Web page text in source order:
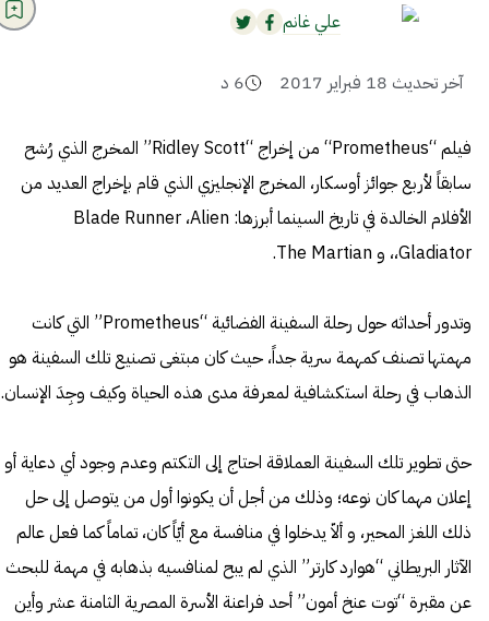
علي غانم
آخر تحديث 18 فبراير 2017 6 د
فيلم“
Prometheus
“
من إخراج “Ridley Scott” المخرج الذي رُشح
سابقاً لأربع جوائز أوسكار، المخرج الإنجليزي الذي قام بإخراج العديد من
الأفلام الخالدة في تاريخ السينما أبرزها: Blade Runner ،Alien
،Gladiator، و The Martian.
وتدور أحداثه حول رحلة السفينة الفضائية “Prometheus” التي كانت
مهمتها تصنف كمهمة سرية جداً، حيث كان مبتغى تصنيع تلك السفينة هو
الذهاب في رحلة استكشافية لمعرفة مدى هذه الحياة وكيف وجِدَ الإنسان.
حتى تطوير تلك السفينة العملاقة احتاج إلى التكتم وعدم وجود أي دعاية أو
إعلان مهما كان نوعه؛ وذلك من أجل أن يكونوا أول من يتوصل إلى حل
ذلك اللغز المحير، و ألاّ يدخلوا في منافسة مع أيّاً كان، تماماً كما فعل عالم
الآثار البريطاني “هوارد كارتر” الذي لم يبح لمنافسيه بذهابه في مهمة للبحث
عن مقبرة “توت عنخ أمون” أحد فراعنة الأسرة المصرية الثامنة عشر وأين